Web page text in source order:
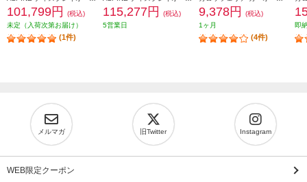
101,799円
(税込)
未定（入荷次第お届け）
(1件)
115,277円
(税込)
5営業日
9,378円
(税込)
1ヶ月
(4件)
即
メルマガ 旧Twitter Instagram
WEB限定クーポン